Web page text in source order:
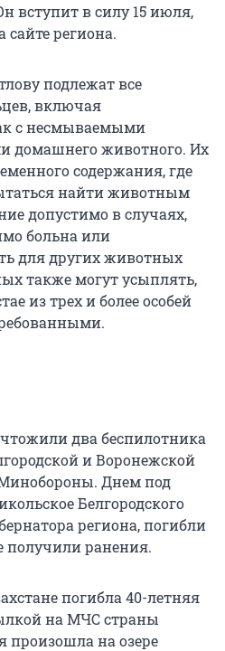
вступит в силу 15 июля,
региона.
подлежат все
включая
с несмываемыми
домашнего животного. Их
содержания, где
найти животным
допустимо в случаях,
больна или
для других животных
также могут усыплять,
из трех и более особей
два беспилотника
и Воронежской
Днем под
Белгородского
региона, погибли
получили ранения.
погибла 40-летняя
на МЧС страны
произошла на озере